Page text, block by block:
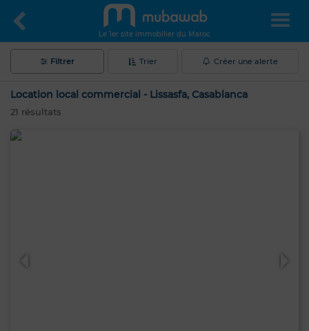
Le 1er site immobilier du Maroc
Filtrer Trier Créer une alerte
Location local commercial - Lissasfa, Casablanca
21 résultats